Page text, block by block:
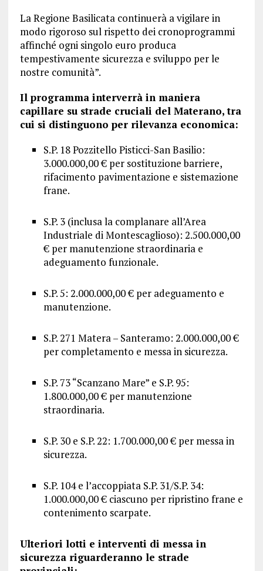
La Regione Basilicata continuerà a vigilare in
modo rigoroso sul rispetto dei cronoprogrammi
affinché ogni singolo euro produca
tempestivamente sicurezza e sviluppo per le
nostre comunità”.
Il programma interverrà in maniera
capillare su strade cruciali del Materano, tra
cui si distinguono per rilevanza economica:
S.P. 18 Pozzitello Pisticci-San Basilio:
3.000.000,00 € per sostituzione barriere,
rifacimento pavimentazione e sistemazione
frane.
S.P. 3 (inclusa la complanare all’Area
Industriale di Montescaglioso): 2.500.000,00
€ per manutenzione straordinaria e
adeguamento funzionale.
S.P. 5: 2.000.000,00 € per adeguamento e
manutenzione.
S.P. 271 Matera – Santeramo: 2.000.000,00 €
per completamento e messa in sicurezza.
S.P. 73 “Scanzano Mare” e S.P. 95:
1.800.000,00 € per manutenzione
straordinaria.
S.P. 30 e S.P. 22: 1.700.000,00 € per messa in
sicurezza.
S.P. 104 e l’accoppiata S.P. 31/S.P. 34:
1.000.000,00 € ciascuno per ripristino frane e
contenimento scarpate.
Ulteriori lotti e interventi di messa in
sicurezza riguarderanno le strade